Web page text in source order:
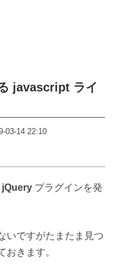
javascript ライ
03-14 22:10
jQuery プラグインを発
いですがたまたま見つ
おきます。